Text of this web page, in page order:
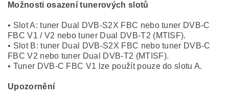
Možnosti osazení tunerových slotů
• Slot A: tuner Dual DVB-S2X FBC nebo tuner DVB-C
FBC V1 / V2 nebo tuner Dual DVB-T2 (MTISF).
• Slot B: tuner Dual DVB-S2X FBC nebo tuner DVB-C
FBC V2 nebo tuner Dual DVB-T2 (MTISF).
• Tuner DVB-C FBC V1 lze použít pouze do slotu A.
Upozornění